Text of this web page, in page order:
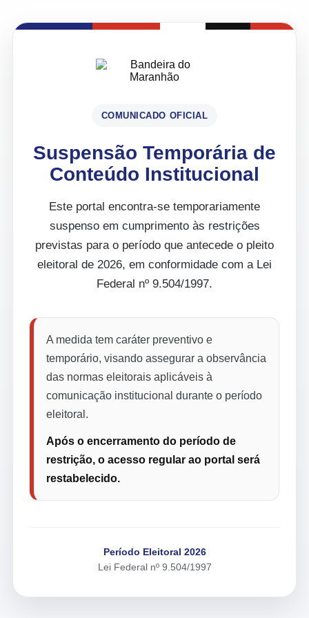
COMUNICADO OFICIAL
Suspensão Temporária de
Conteúdo Institucional
Este portal encontra-se temporariamente
suspenso em cumprimento às restrições
previstas para o período que antecede o pleito
eleitoral de 2026, em conformidade com a Lei
Federal nº 9.504/1997.
A medida tem caráter preventivo e
temporário, visando assegurar a observância
das normas eleitorais aplicáveis à
comunicação institucional durante o período
eleitoral.
Após o encerramento do período de
restrição, o acesso regular ao portal será
restabelecido.
Período Eleitoral 2026
Lei Federal nº 9.504/1997